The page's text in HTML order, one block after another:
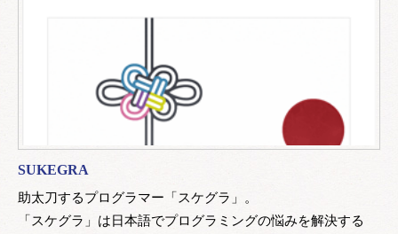
SUKEGRA
助太刀するプログラマー「スケグラ」。
「スケグラ」は日本語でプログラミングの悩みを解決する